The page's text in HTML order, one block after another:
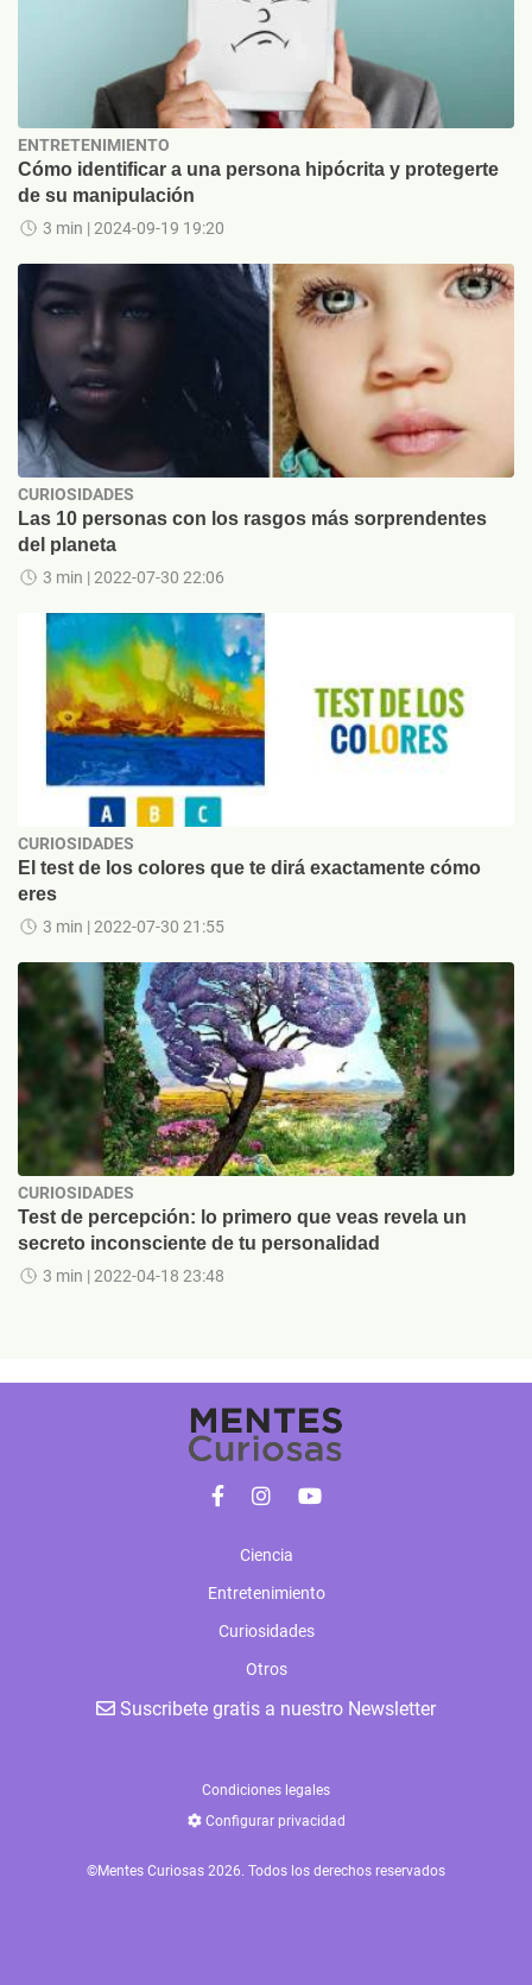
ENTRETENIMIENTO
Cómo identificar a una persona hipócrita y protegerte
de su manipulación
3 min | 2024-09-19 19:20
CURIOSIDADES
Las 10 personas con los rasgos más sorprendentes
del planeta
3 min | 2022-07-30 22:06
CURIOSIDADES
El test de los colores que te dirá exactamente cómo
eres
3 min | 2022-07-30 21:55
CURIOSIDADES
Test de percepción: lo primero que veas revela un
secreto inconsciente de tu personalidad
3 min | 2022-04-18 23:48
Ciencia
Entretenimiento
Curiosidades
Otros
Suscribete gratis a nuestro Newsletter
Condiciones legales
Configurar privacidad
©Mentes Curiosas 2026. Todos los derechos reservados